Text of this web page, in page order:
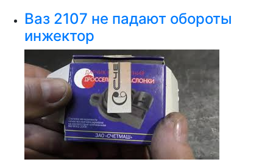
Ваз 2107 не падают обороты
инжектор